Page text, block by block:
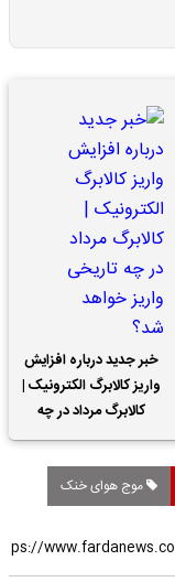
خبر جدید درباره افزایش
واریز کالابرگ الکترونیک |
کالابرگ مرداد در چه
تاریخی واریز خواهد شد؟
موج هوای خنک